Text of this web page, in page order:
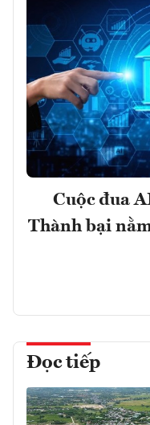
Cuộc đua
Thành bại
Đọc tiếp